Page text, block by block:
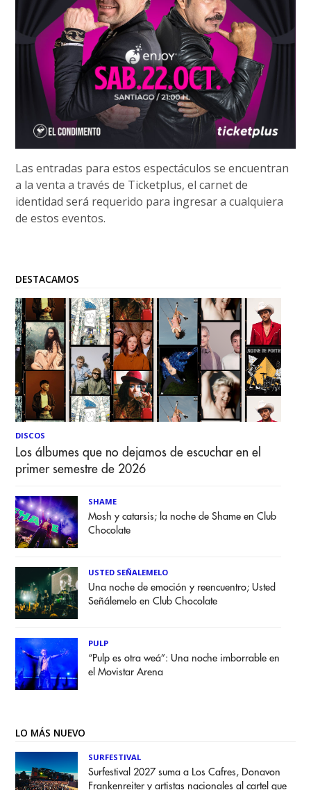
Las entradas para estos espectáculos se encuentran
a la venta a través de Ticketplus, el carnet de
identidad será requerido para ingresar a cualquiera
de estos eventos.
DESTACAMOS
DISCOS
Los álbumes que no dejamos de escuchar en el
primer semestre de 2026
SHAME
Mosh y catarsis; la noche de Shame en Club
Chocolate
USTED SEÑALEMELO
Una noche de emoción y reencuentro; Usted
Señálemelo en Club Chocolate
PULP
“Pulp es otra weá”: Una noche imborrable en
el Movistar Arena
LO MÁS NUEVO
SURFESTIVAL
Surfestival 2027 suma a Los Cafres, Donavon
Frankenreiter y artistas nacionales al cartel que